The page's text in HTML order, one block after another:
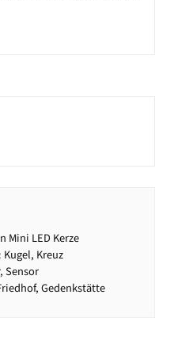
LED Kerze
Kreuz
Sensor
Gedenkstätte